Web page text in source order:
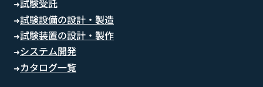
➜試験受託
➜試験設備の設計・製造
➜試験装置の設計・製作
➜システム開発
➜カタログ一覧